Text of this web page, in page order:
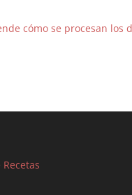
cómo se procesan los